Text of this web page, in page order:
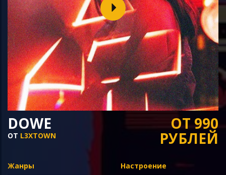
DOWE
ОТ L3XTOWN
ОТ 990
РУБЛЕЙ
Жанры
Настроение